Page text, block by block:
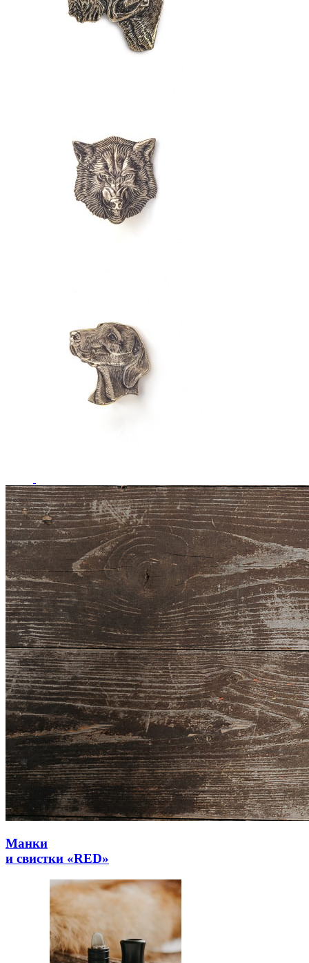
Манки
и свистки «RED»